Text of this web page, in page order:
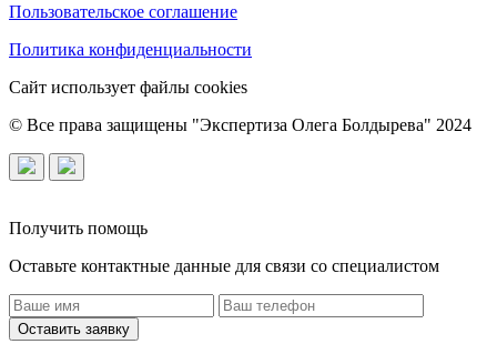
Пользовательское соглашение
Политика конфиденциальности
Сайт использует файлы cookies
© Все права защищены "Экспертиза Олега Болдырева" 2024
Получить помощь
Оставьте контактные данные для связи со специалистом
Оставить заявку